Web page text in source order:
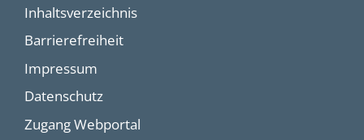
Inhaltsverzeichnis
Barrierefreiheit
Impressum
Datenschutz
Zugang Webportal